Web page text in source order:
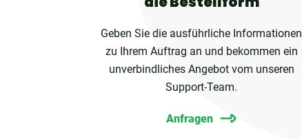
Geben Sie die ausführliche Informationen
zu Ihrem Auftrag an und bekommen ein
unverbindliches Angebot vom unseren
Support-Team.
Anfragen